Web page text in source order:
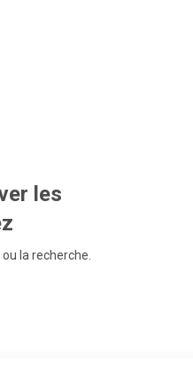
les
la recherche.